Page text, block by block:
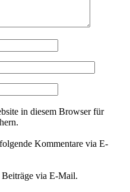
in diesem Browser für
Kommentare via E-
via E-Mail.